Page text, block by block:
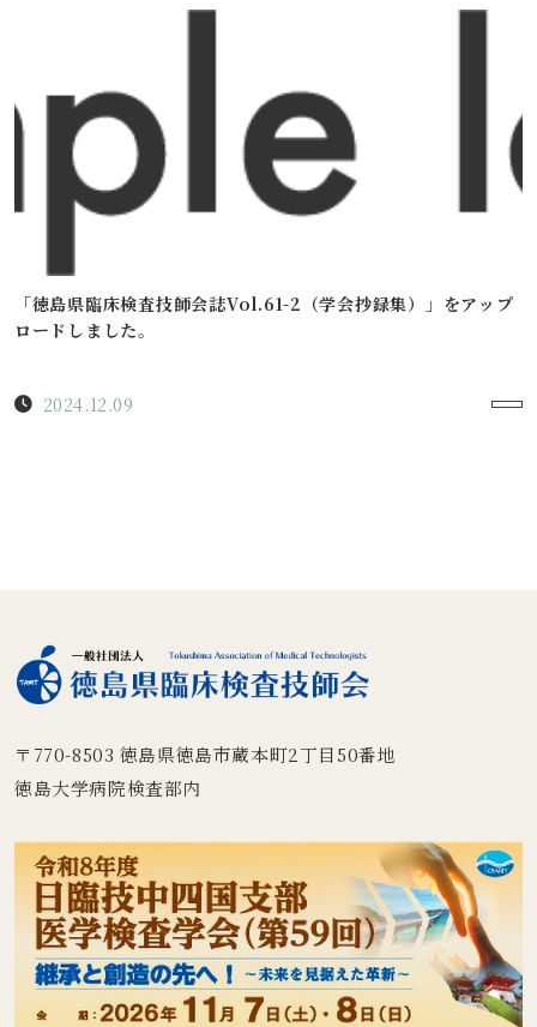
「徳島県臨床検査技師会誌Vol.61-2（学会抄録集）」をアップ
ロードしました。
2024.12.09
〒770-8503 徳島県徳島市蔵本町2丁目50番地
徳島大学病院検査部内